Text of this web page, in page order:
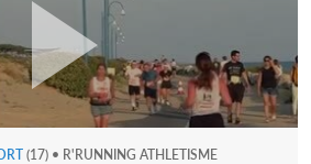
(17) • R'RUNNING ATHLETISME